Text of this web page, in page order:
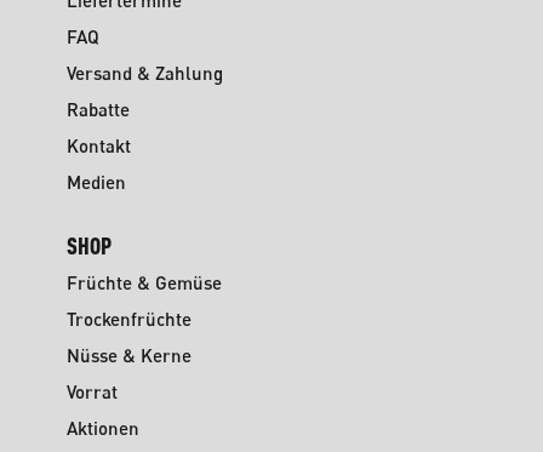
FAQ
Versand & Zahlung
Rabatte
Kontakt
Medien
SHOP
Früchte & Gemüse
Trockenfrüchte
Nüsse & Kerne
Vorrat
Aktionen